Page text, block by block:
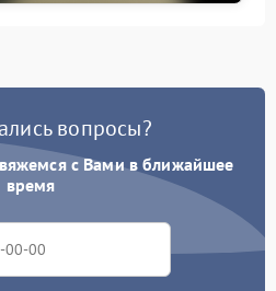
вопросы?
с Вами в ближайшее
время